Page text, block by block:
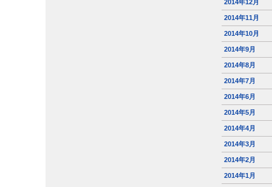
2014年12月
2014年11月
2014年10月
2014年9月
2014年8月
2014年7月
2014年6月
2014年5月
2014年4月
2014年3月
2014年2月
2014年1月